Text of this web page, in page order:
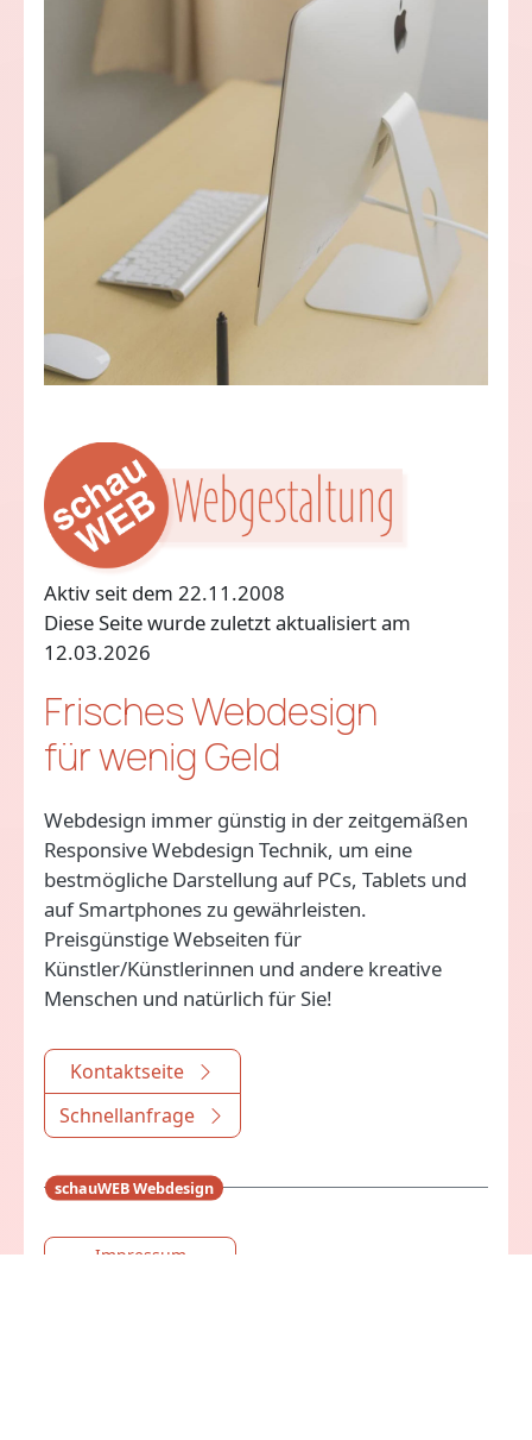
Aktiv seit dem 22.11.2008
Diese Seite wurde zuletzt aktualisiert am
12.03.2026
Frisches Webdesign
für wenig Geld
Webdesign immer günstig in der zeitgemäßen
Responsive Webdesign Technik, um eine
bestmögliche Darstellung auf PCs, Tablets und
auf Smartphones zu gewährleisten.
Preisgünstige Webseiten für
Künstler/Künstlerinnen und andere kreative
Menschen und natürlich für Sie!
Kontaktseite
Schnellanfrage
schauWEB Webdesign
Impressum